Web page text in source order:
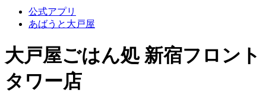
公式アプリ
あばうと大戸屋
大戸屋ごはん処 新宿フロント
タワー店